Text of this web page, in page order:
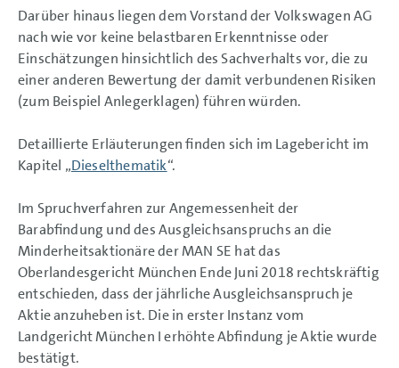
Darüber hinaus liegen dem Vorstand der Volkswagen AG
nach wie vor keine belastbaren Erkenntnisse oder
Einschätzungen hinsichtlich des Sachverhalts vor, die zu
einer anderen Bewertung der damit verbundenen Risiken
(zum Beispiel Anlegerklagen) führen würden.
Detaillierte Erläuterungen finden sich im Lagebericht im
Kapitel „Dieselthematik“.
Im Spruchverfahren zur Angemessenheit der
Barabfindung und des Ausgleichsanspruchs an die
Minderheitsaktionäre der MAN SE hat das
Oberlandesgericht München Ende Juni 2018 rechtskräftig
entschieden, dass der jährliche Ausgleichsanspruch je
Aktie anzuheben ist. Die in erster Instanz vom
Landgericht München I erhöhte Abfindung je Aktie wurde
bestätigt.